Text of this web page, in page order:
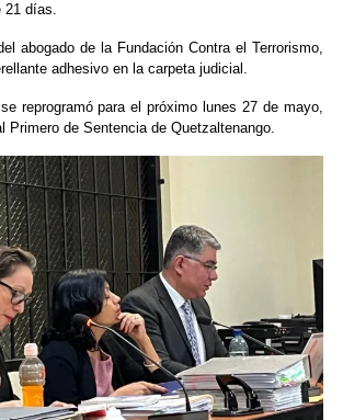
21 días.
abogado de la Fundación Contra el Terrorismo,
adhesivo en la carpeta judicial.
reprogramó para el próximo lunes 27 de mayo,
Primero de Sentencia de Quetzaltenango.